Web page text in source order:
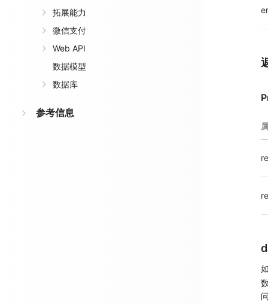
拓展能力
微信支付
Web API
数据模型
数据库
参考信息